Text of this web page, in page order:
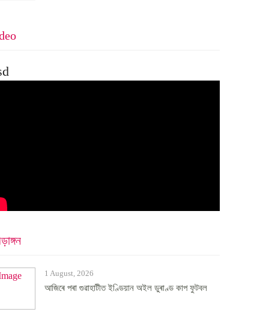
1 August, 2026
আজিৰে পৰা গুৱাহাটীত ইণ্ডিয়ান অইল ডুৰাণ্ড কাপ ফুটবল